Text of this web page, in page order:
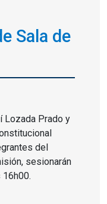
Sala de
Lozada Prado y
del
sesionarán